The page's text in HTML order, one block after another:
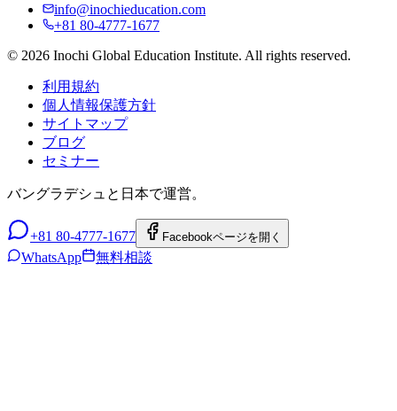
info@inochieducation.com
+81 80-4777-1677
© 2026 Inochi Global Education Institute. All rights reserved.
利用規約
個人情報保護方針
サイトマップ
ブログ
セミナー
バングラデシュと日本で運営。
+81 80-4777-1677 Facebookページを開く
WhatsApp 無料相談